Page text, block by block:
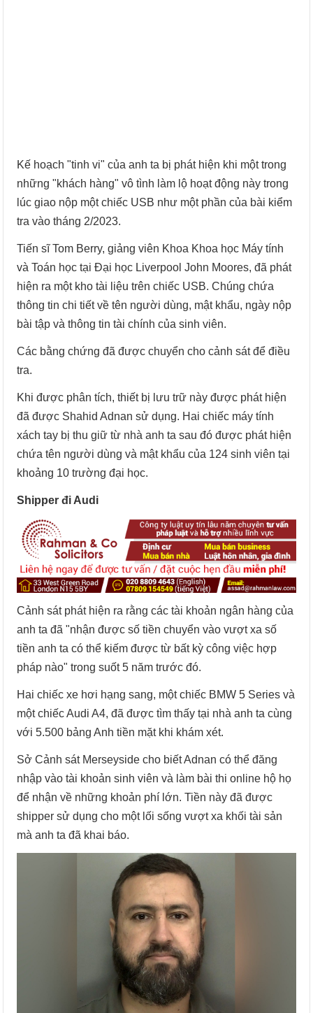
Kế hoạch "tinh vi" của anh ta bị phát hiện khi một trong
những "khách hàng" vô tình làm lộ hoạt động này trong
lúc giao nộp một chiếc USB như một phần của bài kiểm
tra vào tháng 2/2023.
Tiến sĩ Tom Berry, giảng viên Khoa Khoa học Máy tính
và Toán học tại Đại học Liverpool John Moores, đã phát
hiện ra một kho tài liệu trên chiếc USB. Chúng chứa
thông tin chi tiết về tên người dùng, mật khẩu, ngày nộp
bài tập và thông tin tài chính của sinh viên.
Các bằng chứng đã được chuyển cho cảnh sát để điều
tra.
Khi được phân tích, thiết bị lưu trữ này được phát hiện
đã được Shahid Adnan sử dụng. Hai chiếc máy tính
xách tay bị thu giữ từ nhà anh ta sau đó được phát hiện
chứa tên người dùng và mật khẩu của 124 sinh viên tại
khoảng 10 trường đại học.
Shipper đi Audi
Cảnh sát phát hiện ra rằng các tài khoản ngân hàng của
anh ta đã "nhận được số tiền chuyển vào vượt xa số
tiền anh ta có thể kiếm được từ bất kỳ công việc hợp
pháp nào" trong suốt 5 năm trước đó.
Hai chiếc xe hơi hạng sang, một chiếc BMW 5 Series và
một chiếc Audi A4, đã được tìm thấy tại nhà anh ta cùng
với 5.500 bảng Anh tiền mặt khi khám xét.
Sở Cảnh sát Merseyside cho biết Adnan có thể đăng
nhập vào tài khoản sinh viên và làm bài thi online hộ họ
để nhận về những khoản phí lớn. Tiền này đã được
shipper sử dụng cho một lối sống vượt xa khối tài sản
mà anh ta đã khai báo.